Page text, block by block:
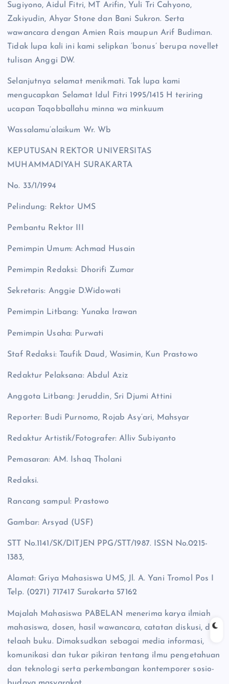
Sugiyono, Aidul Fitri, MT Arifin, Yuli Tri Cahyono,
Zakiyudin, Ahyar Stone dan Bani Sukron. Serta
wawancara dengan Amien Rais maupun Arif Budiman.
Tidak lupa kali ini kami selipkan ‘bonus’ berupa novellet
tulisan Anggi DW.
Selanjutnya selamat menikmati. Tak lupa kami
mengucapkan Selamat Idul Fitri 1995/1415 H teriring
ucapan Taqobballahu minna wa minkuum
Wassalamu’alaikum Wr. Wb
KEPUTUSAN REKTOR UNIVERSITAS
MUHAMMADIYAH SURAKARTA
No. 33/1/1994
Pelindung: Rektor UMS
Pembantu Rektor III
Pemimpin Umum: Achmad Husain
Pemimpin Redaksi: Dhorifi Zumar
Sekretaris: Anggie D.Widowati
Pemimpin Litbang: Yunaka Irawan
Pemimpin Usaha: Purwati
Staf Redaksi: Taufik Daud, Wasimin, Kun Prastowo
Redaktur Pelaksana: Abdul Aziz
Anggota Litbang: Jeruddin, Sri Djumi Attini
Reporter: Budi Purnomo, Rojab Asy’ari, Mahsyar
Redaktur Artistik/Fotografer: Alliv Subiyanto
Pemasaran: AM. Ishaq Tholani
Redaksi.
Rancang sampul: Prastowo
Gambar: Arsyad (USF)
STT No.1141/SK/DITJEN PPG/STT/1987. ISSN No.0215-
1383,
Alamat: Griya Mahasiswa UMS, Jl. A. Yani Tromol Pos I
Telp. (0271) 717417 Surakarta 57162
Majalah Mahasiswa PABELAN menerima karya ilmiah
mahasiswa, dosen, hasil wawancara, catatan diskusi, dan
telaah buku. Dimaksudkan sebagai media informasi,
komunikasi dan tukar pikiran tentang ilmu pengetahuan
dan teknologi serta perkembangan kontemporer sosio-